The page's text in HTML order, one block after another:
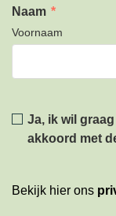
Naam *
Voornaam
Privacy
Ja, ik wil
akkoord met
Bekijk hier ons